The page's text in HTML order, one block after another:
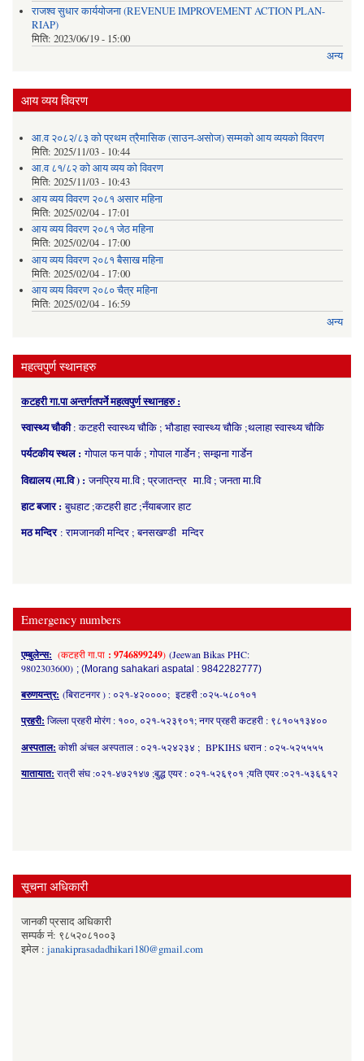
राजश्व सुधार कार्ययोजना (REVENUE IMPROVEMENT ACTION PLAN-
RIAP)
मिति: 2023/06/19 - 15:00
अन्य
आय व्यय विवरण
आ.व २०८२/८३ को प्रथम त्रैमासिक (साउन-असोज) सम्मको आय व्ययको विवरण
मिति: 2025/11/03 - 10:44
आ.व ८१/८२ को आय व्यय को विवरण
मिति: 2025/11/03 - 10:43
आय व्यय विवरण २०८१ असार महिना
मिति: 2025/02/04 - 17:01
आय व्यय विवरण २०८१ जेठ महिना
मिति: 2025/02/04 - 17:00
आय व्यय विवरण २०८१ बैसाख महिना
मिति: 2025/02/04 - 17:00
आय व्यय विवरण २०८० चैत्र महिना
मिति: 2025/02/04 - 16:59
अन्य
महत्वपुर्ण स्थानहरु
कटहरी गा.पा अन्तर्गतपर्ने महत्वपुर्ण स्थानहरु :
स्वास्थ्य चौकी: कटहरी स्वास्थ्य चौकि ; भौडाहा स्वास्थ्य चौकि ;थलाहा स्वास्थ्य चौकि
पर्यटकीय स्थल :गोपाल फन पार्क ; गोपाल गार्डेन ; सम्झना गार्डेन
विद्यालय (मा.वि ) :जनप्रिय मा.वि ; प्रजातन्त्र मा.वि ; जनता मा.वि
हाट बजार :बुधहाट ;कटहरी हाट ;नँयाबजार हाट
मठ मन्दिर : रामजानकी मन्दिर ; बनसखण्डी मन्दिर
Emergency numbers
एम्बुलेन्स: (कटहरी गा.पा : 9746899249) (Jeewan Bikas PHC:
9802303600) ; (Morang sahakari aspatal : 9842282777)
बरुणयन्त्र: (बिराटनगर ) : ०२१-४२००००; इटहरी :०२५-५८०१०१
प्रहरी: जिल्ला प्रहरी मोरंग : १००, ०२१-५२३९०१; नगर प्रहरी कटहरी : ९८१०५१३४००
अस्पताल: कोशी अंचल अस्पताल : ०२१-५२४२३४ ; BPKIHS धरान : ०२५-५२५५५५
यातायात: रात्री संघ :०२१-४७२१४७ ;बुद्ध एयर : ०२१-५२६९०१ ;यति एयर :०२१-५३६६१२
सूचना अधिकारी
जानकी प्रसाद अधिकारी
सम्पर्क नं: ९८५२०८१००३
इमेल : janakiprasadadhikari180@gmail.com